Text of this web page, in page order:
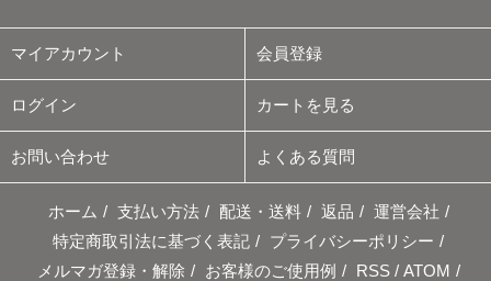
マイアカウント 会員登録
ログイン カートを見る
お問い合わせ よくある質問
ホーム / 支払い方法 / 配送・送料 / 返品 / 運営会社 /
特定商取引法に基づく表記 / プライバシーポリシー /
メルマガ登録・解除 / お客様のご使用例 / RSS/ ATOM /